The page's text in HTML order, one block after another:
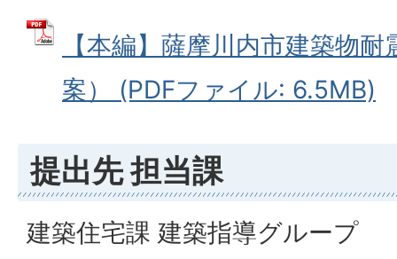
【本編】薩摩川内市建築物
案） (PDFファイル: 6.5MB)
提出先 担当課
建築住宅課 建築指導グループ